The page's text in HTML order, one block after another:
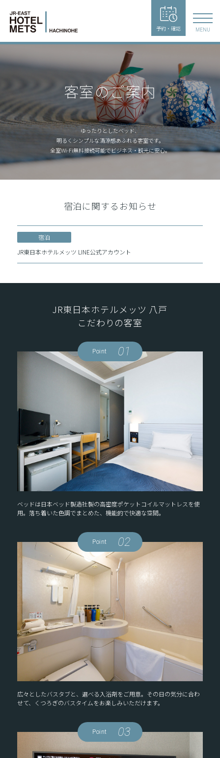
予約・確認 MENU
客室のご案内
ゆったりとしたベッド、
明るくシンプルな清涼感あふれる客室です。
全室Wi-Fi無料接続可能でビジネス・観光に安心。
宿泊に関するお知らせ
宿泊
JR東日本ホテルメッツ LINE公式アカウント
JR東日本ホテルメッツ 八戸
こだわりの客室
Point 01
ベッドは日本ベッド製造社製の高密度ポケットコイルマットレスを使
用。落ち着いた色調でまとめた、機能的で快適な空間。
Point 02
広々としたバスタブと、選べる入浴剤をご用意。その日の気分に合わ
せて、くつろぎのバスタイムをお楽しみいただけます。
Point 03